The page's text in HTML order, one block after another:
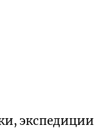
экспедиции